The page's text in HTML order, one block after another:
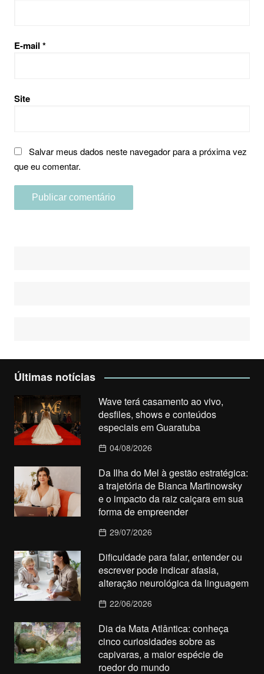
E-mail *
Site
Salvar meus dados neste navegador para a próxima vez
que eu comentar.
Últimas notícias
Wave terá casamento ao vivo,
desfiles, shows e conteúdos
especiais em Guaratuba
04/08/2026
Da Ilha do Mel à gestão estratégica:
a trajetória de Bianca Martinowsky
e o impacto da raiz caiçara em sua
forma de empreender
29/07/2026
Dificuldade para falar, entender ou
escrever pode indicar afasia,
alteração neurológica da linguagem
22/06/2026
Dia da Mata Atlântica: conheça
cinco curiosidades sobre as
capivaras, a maior espécie de
roedor do mundo